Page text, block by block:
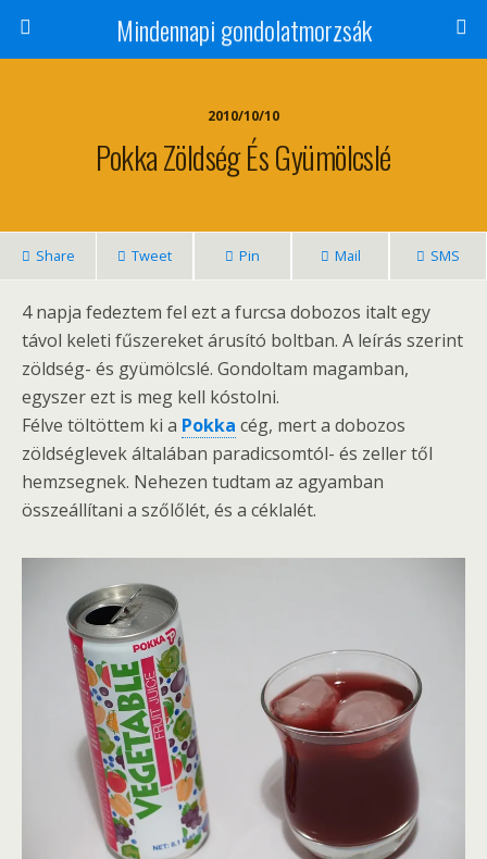
Mindennapi gondolatmorzsák
2010/10/10
Pokka Zöldség És Gyümölcslé
Share Tweet Pin Mail SMS
4 napja fedeztem fel ezt a furcsa dobozos italt egy
távol keleti fűszereket árusító boltban. A leírás szerint
zöldség- és gyümölcslé. Gondoltam magamban,
egyszer ezt is meg kell kóstolni.
Félve töltöttem ki a Pokka cég, mert a dobozos
zöldséglevek általában paradicsomtól- és zeller től
hemzsegnek. Nehezen tudtam az agyamban
összeállítani a szőlőlét, és a céklalét.